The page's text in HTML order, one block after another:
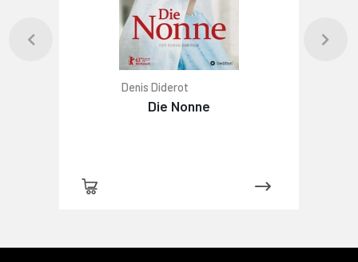
Denis Diderot
Die Nonne